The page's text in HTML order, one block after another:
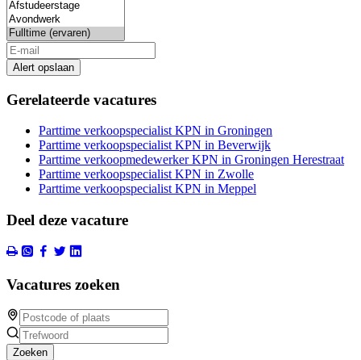
Alert opslaan
Gerelateerde vacatures
Parttime verkoopspecialist KPN in Groningen
Parttime verkoopspecialist KPN in Beverwijk
Parttime verkoopmedewerker KPN in Groningen Herestraat
Parttime verkoopspecialist KPN in Zwolle
Parttime verkoopspecialist KPN in Meppel
Deel deze vacature
Vacatures zoeken
Zoeken